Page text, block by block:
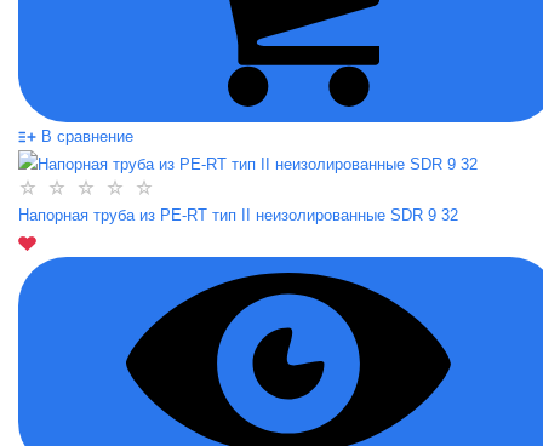
В сравнение
Напорная труба из PE-RT тип II неизолированные SDR 9 32